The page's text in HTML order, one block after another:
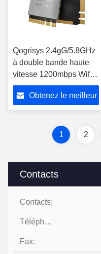
Contacts
Contacts:
Téléphone:
Fax:
Qogrisys 2.4gG/5.8GHz
à double bande haute
vitesse 1200mbps Wifi6
O9201PM 2t2r Module
Wifi Obtenez le meilleur
1 2